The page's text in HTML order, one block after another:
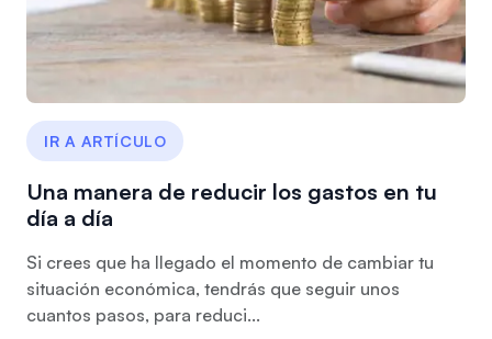
IR A ARTÍCULO
Una manera de reducir los gastos en tu
día a día
Si crees que ha llegado el momento de cambiar tu
situación económica, tendrás que seguir unos
cuantos pasos, para reduci...